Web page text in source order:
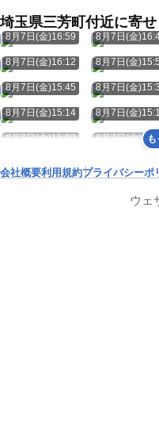
埼玉県三芳町付近に寄
8月7日(金)16:59 8月7日(金
8月7日(金)16:12 8月7日(金
8月7日(金)15:45 8月7日(金
8月7日(金)15:14 8月7日(金
8月7日(金)15:00 8月7日(金
会社概要利用規約プライバシーポ
ウェ